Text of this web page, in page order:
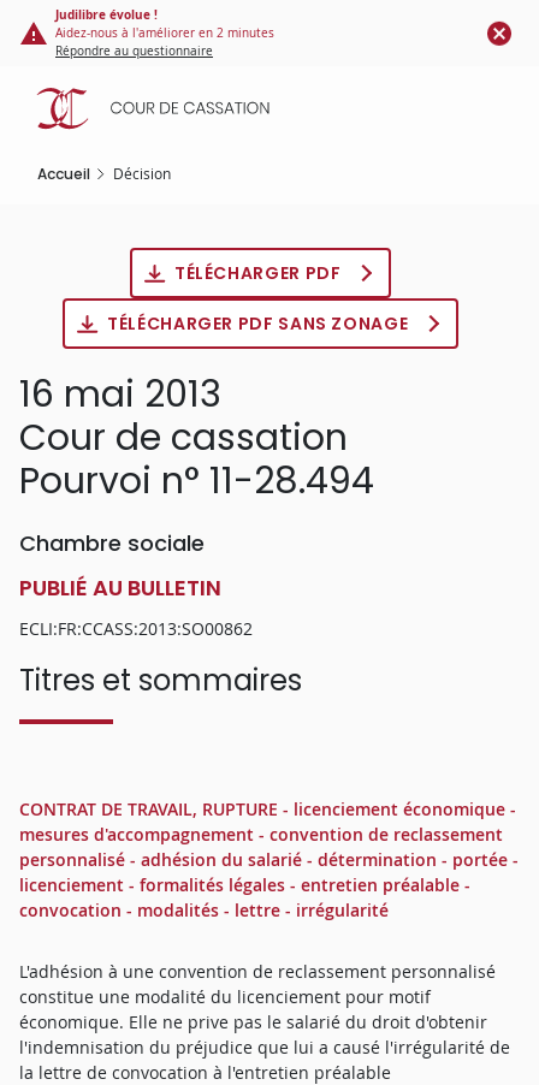
Panneau de gestion des cookies
contenu
principal
Judilibre évolue !
Aidez-nous à l'améliorer en 2 minutes
Répondre au questionnaire
Accueil Décision
TÉLÉCHARGER PDF
TÉLÉCHARGER PDF SANS ZONAGE
16 mai 2013
Cour de cassation
Pourvoi n° 11-28.494
Chambre sociale
PUBLIÉ AU BULLETIN
ECLI:FR:CCASS:2013:SO00862
Titres et sommaires
CONTRAT DE TRAVAIL, RUPTURE - licenciement économique -
mesures d'accompagnement - convention de reclassement
personnalisé - adhésion du salarié - détermination - portée -
licenciement - formalités légales - entretien préalable -
convocation - modalités - lettre - irrégularité
L'adhésion à une convention de reclassement personnalisé
constitue une modalité du licenciement pour motif
économique. Elle ne prive pas le salarié du droit d'obtenir
l'indemnisation du préjudice que lui a causé l'irrégularité de
la lettre de convocation à l'entretien préalable